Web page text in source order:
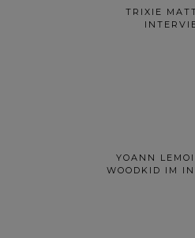
TRIXIE
YOANN
WOODKID IM